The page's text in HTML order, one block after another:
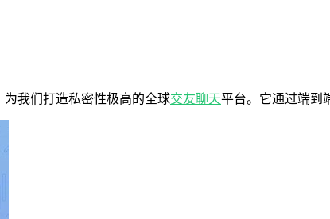
我们打造私密性极高的全球交友聊天平台。它通过端到